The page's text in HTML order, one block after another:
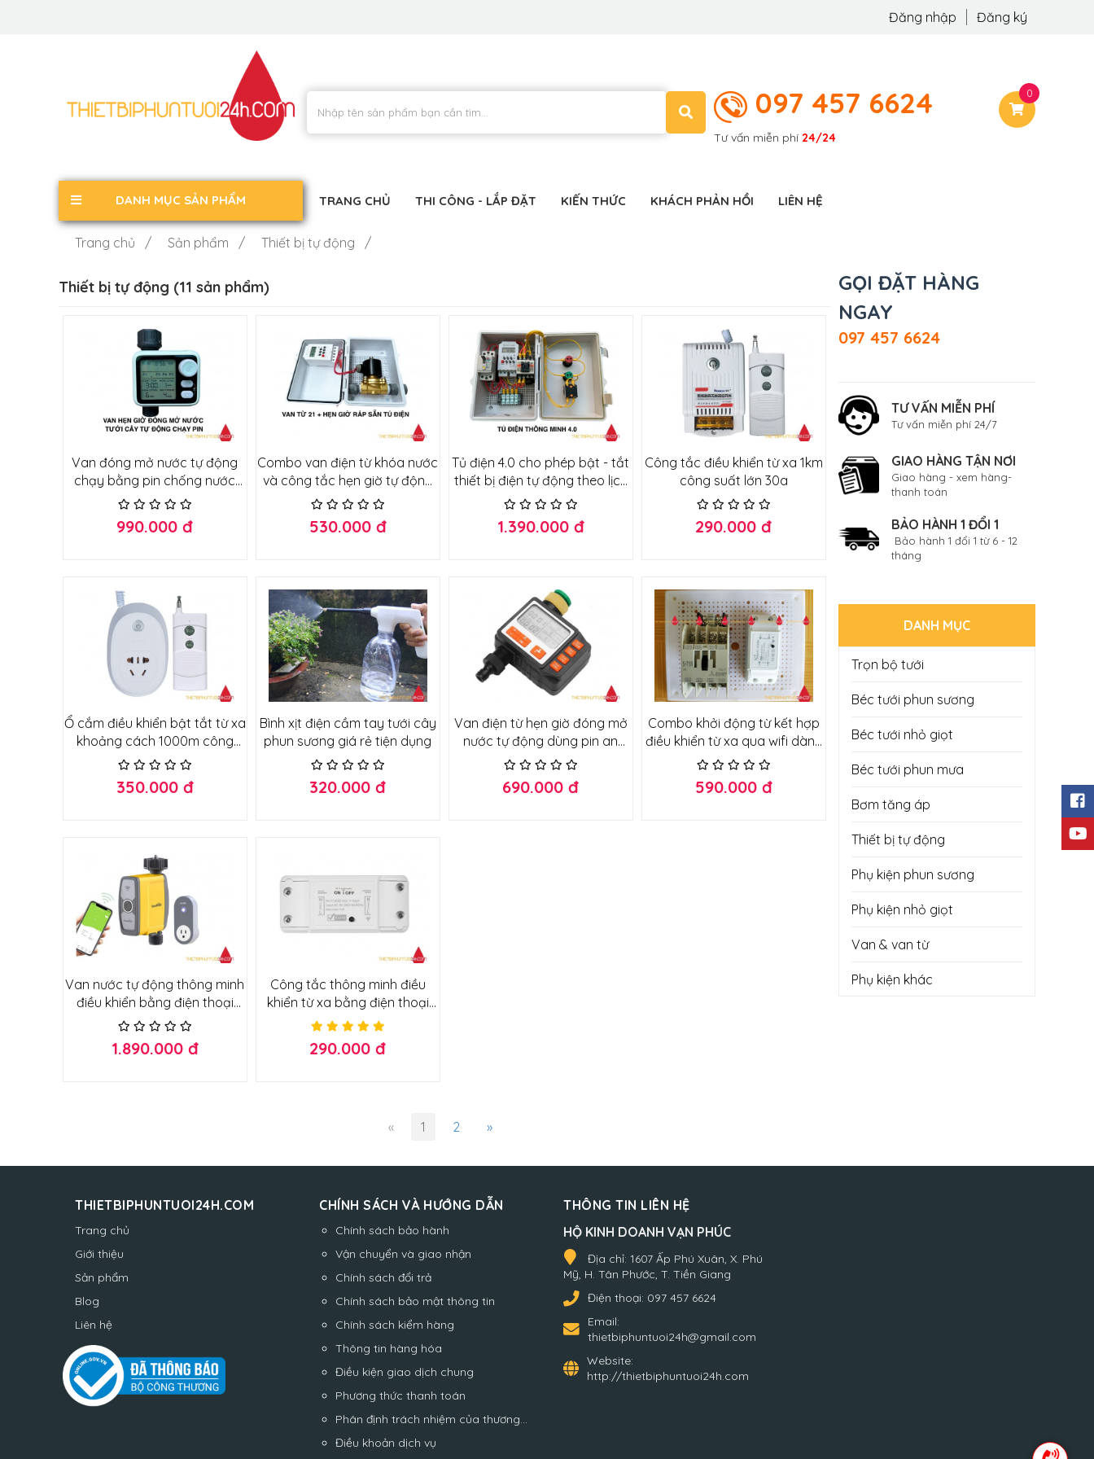
Đăng nhập Đăng ký
097 457 6624
Tư vấn miễn phí 24/24
0
TRANG CHỦ THI CÔNG - LẮP ĐẶT KIẾN THỨC KHÁCH PHẢN HỒI LIÊN HỆ
DANH MỤC SẢN PHẨM
Trang chủ / Sản phẩm / Thiết bị tự động /
Thiết bị tự động (11 sản phẩm)
Van đóng mở nước tự động
chạy bằng pin chống nước
dùng tưới cây hẹn giờ mở
990.000 đ
Combo van điện từ khóa nước
và công tắc hẹn giờ tự động
ráp sẵn tủ điện bảo hành 1 đổi
530.000 đ
Tủ điện 4.0 cho phép bật - tắt
thiết bị điện tự động theo lịch
hoặc điều khiển từ xa bằng
1.390.000 đ
Công tắc điều khiển từ xa 1km
công suất lớn 30a
290.000 đ
Ổ cắm điều khiển bật tắt từ xa
khoảng cách 1000m công
suất lớn 30a
350.000 đ
Bình xịt điện cầm tay tưới cây
phun sương giá rẻ tiện dụng
320.000 đ
Van điện từ hẹn giờ đóng mở
nước tự động dùng pin an
toàn
690.000 đ
Combo khởi động từ kết hợp
điều khiển từ xa qua wifi dành
cho động cơ, máy bơm, thiết
bị công suất lớn từ 375w-
1500w
590.000 đ
Van nước tự động thông minh
điều khiển bằng điện thoại
dòng cao cấp
1.890.000 đ
Công tắc thông minh điều
khiển từ xa bằng điện thoại
qua Wifi,3G
290.000 đ
« 1 2 »
GỌI ĐẶT HÀNG
NGAY
097 457 6624
TƯ VẤN MIỄN PHÍ
Tư vấn miễn phí 24/7
GIAO HÀNG TẬN NƠI
Giao hàng - xem hàng-
thanh toán
BẢO HÀNH 1 ĐỔI 1
Bảo hành 1 đổi 1 từ 6 - 12
tháng
DANH MỤC
Trọn bộ tưới
Béc tưới phun sương
Béc tưới nhỏ giọt
Béc tưới phun mưa
Bơm tăng áp
Thiết bị tự động
Phụ kiện phun sương
Phụ kiện nhỏ giọt
Van & van từ
Phụ kiện khác
THIETBIPHUNTUOI24H.COM
Trang chủ
Giới thiệu
Sản phẩm
Blog
Liên hệ
CHÍNH SÁCH VÀ HƯỚNG DẪN
Chính sách bảo hành
Vận chuyển và giao nhận
Chính sách đổi trả
Chính sách bảo mật thông tin
Chính sách kiểm hàng
Thông tin hàng hóa
Điều kiện giao dịch chung
Phương thức thanh toán
Phân định trách nhiệm của thương...
Điều khoản dịch vụ
THÔNG TIN LIÊN HỆ
HỘ KINH DOANH VẠN PHÚC
Địa chỉ: 1607 Ấp Phú Xuân, X. Phú
Mỹ, H. Tân Phước, T. Tiền Giang
Điện thoại: 097 457 6624
Email:
thietbiphuntuoi24h@gmail.com
Website:
http://thietbiphuntuoi24h.com